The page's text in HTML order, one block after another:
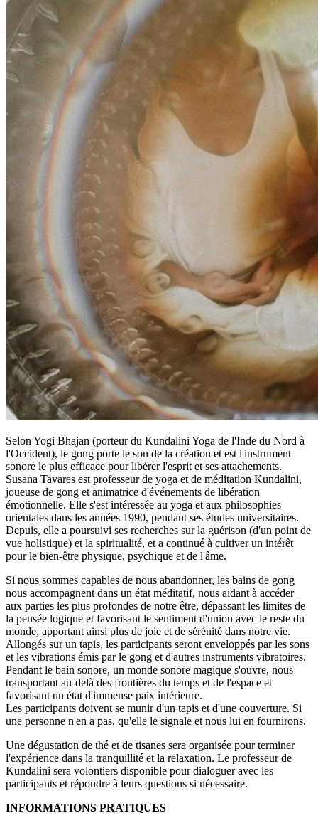
Selon Yogi Bhajan (porteur du Kundalini Yoga de l'Inde du Nord à
l'Occident), le gong porte le son de la création et est l'instrument
sonore le plus efficace pour libérer l'esprit et ses attachements.
Susana Tavares est professeur de yoga et de méditation Kundalini,
joueuse de gong et animatrice d'événements de libération
émotionnelle. Elle s'est intéressée au yoga et aux philosophies
orientales dans les années 1990, pendant ses études universitaires.
Depuis, elle a poursuivi ses recherches sur la guérison (d'un point de
vue holistique) et la spiritualité, et a continué à cultiver un intérêt
pour le bien-être physique, psychique et de l'âme.
Si nous sommes capables de nous abandonner, les bains de gong
nous accompagnent dans un état méditatif, nous aidant à accéder
aux parties les plus profondes de notre être, dépassant les limites de
la pensée logique et favorisant le sentiment d'union avec le reste du
monde, apportant ainsi plus de joie et de sérénité dans notre vie.
Allongés sur un tapis, les participants seront enveloppés par les sons
et les vibrations émis par le gong et d'autres instruments vibratoires.
Pendant le bain sonore, un monde sonore magique s'ouvre, nous
transportant au-delà des frontières du temps et de l'espace et
favorisant un état d'immense paix intérieure.
Les participants doivent se munir d'un tapis et d'une couverture. Si
une personne n'en a pas, qu'elle le signale et nous lui en fournirons.
Une dégustation de thé et de tisanes sera organisée pour terminer
l'expérience dans la tranquillité et la relaxation. Le professeur de
Kundalini sera volontiers disponible pour dialoguer avec les
participants et répondre à leurs questions si nécessaire.
INFORMATIONS PRATIQUES